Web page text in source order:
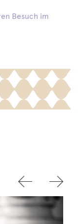
Besuch im
‹ ›